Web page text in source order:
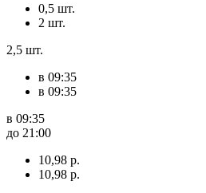
0,5 шт.
2 шт.
2,5 шт.
в 09:35
в 09:35
в 09:35
до 21:00
10,98 р.
10,98 р.